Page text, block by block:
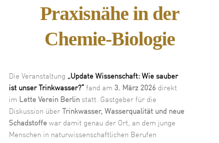
Praxisnähe in der
Chemie-Biologie
Die Veranstaltung „Update Wissenschaft: Wie sauber
ist unser Trinkwasser?“ fand am 3. März 2026 direkt
im Lette Verein Berlin statt. Gastgeber für die
Diskussion über Trinkwasser, Wasserqualität und neue
Schadstoffe war damit genau der Ort, an dem junge
Menschen in naturwissenschaftlichen Berufen